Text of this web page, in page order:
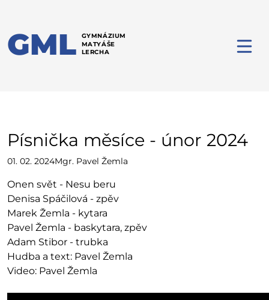
GML GYMNÁZIUM
MATYÁŠE
LERCHA
Písnička měsíce - únor 2024
01. 02. 2024Mgr. Pavel Žemla
Onen svět - Nesu beru
Denisa Spáčilová - zpěv
Marek Žemla - kytara
Pavel Žemla - baskytara, zpěv
Adam Stibor - trubka
Hudba a text: Pavel Žemla
Video: Pavel Žemla